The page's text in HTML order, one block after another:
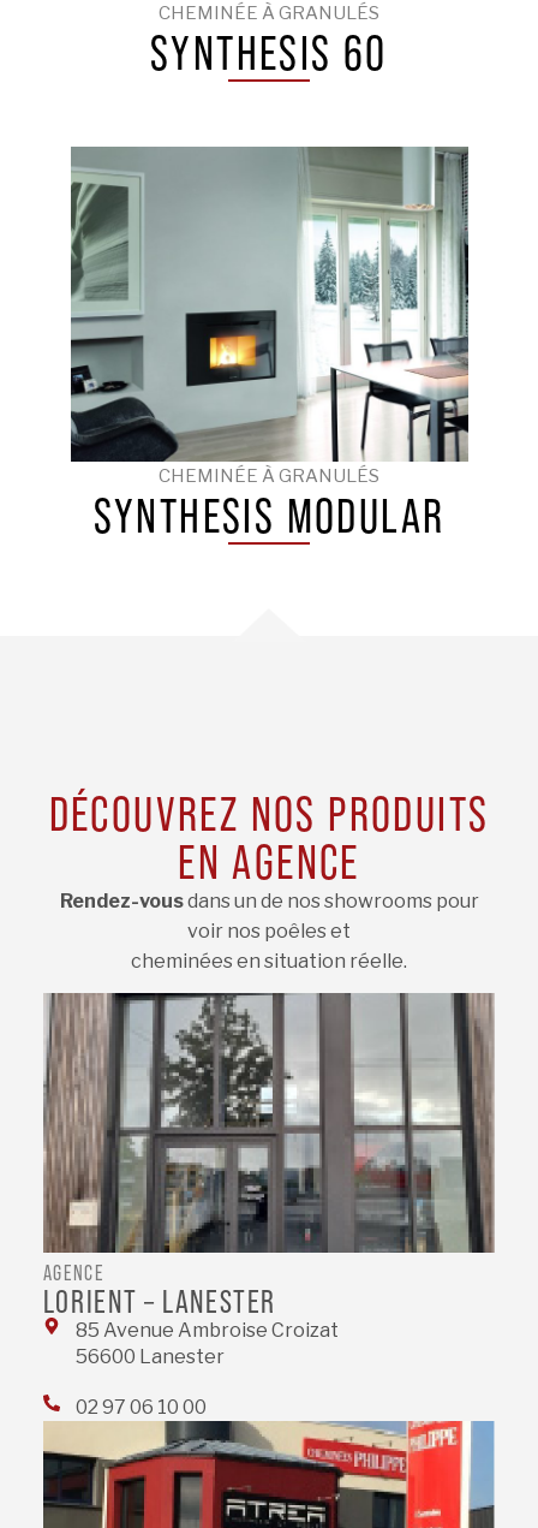
CHEMINÉE À GRANULÉS
SYNTHESIS 60
CHEMINÉE À GRANULÉS
SYNTHESIS MODULAR
DÉCOUVREZ NOS PRODUITS
EN AGENCE
Rendez-vousdans un de nos showrooms pour
voir nos poêles et
cheminées en situation réelle.
AGENCE
LORIENT – LANESTER
85 Avenue Ambroise Croizat
56600 Lanester
02 97 06 10 00